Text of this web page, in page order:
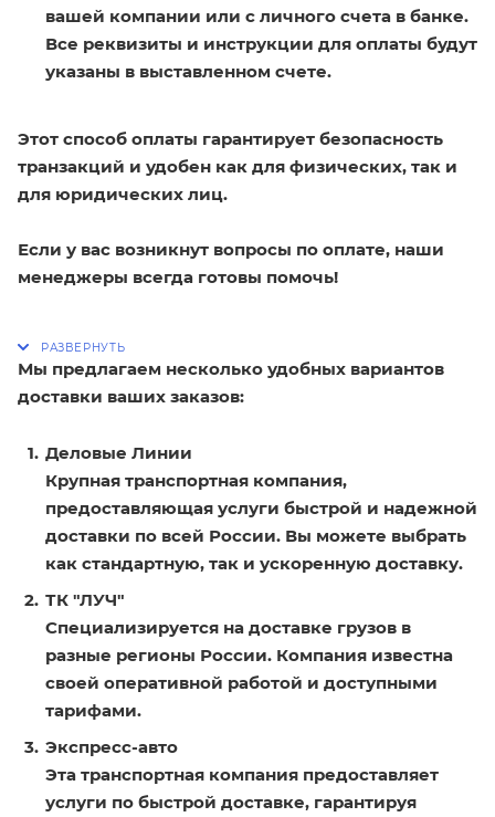
вашей компании или с личного счета в банке.
Все реквизиты и инструкции для оплаты будут
указаны в выставленном счете.
Этот способ оплаты гарантирует безопасность
транзакций и удобен как для физических, так и
для юридических лиц.
Если у вас возникнут вопросы по оплате, наши
менеджеры всегда готовы помочь!
Мы предлагаем несколько удобных вариантов
доставки ваших заказов:
Деловые Линии
Крупная транспортная компания,
предоставляющая услуги быстрой и надежной
доставки по всей России. Вы можете выбрать
как стандартную, так и ускоренную доставку.
ТК "ЛУЧ"
Специализируется на доставке грузов в
разные регионы России. Компания известна
своей оперативной работой и доступными
тарифами.
Экспресс-авто
Эта транспортная компания предоставляет
услуги по быстрой доставке, гарантируя